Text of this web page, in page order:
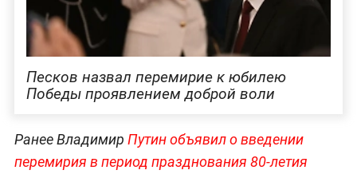
Песков назвал перемирие к юбилею
Победы проявлением доброй воли
Ранее Владимир Путин объявил о введении
перемирия в период празднования 80-летия